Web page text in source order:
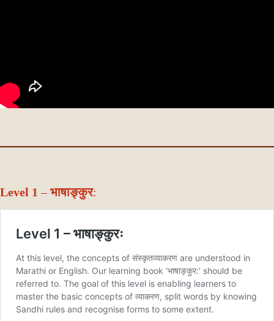
Level 1 –भाषाङ्कुर: